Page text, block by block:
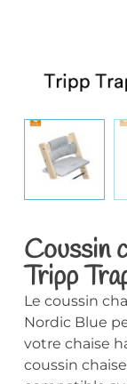
Coussin
Tripp
Le coussin
Nordic Blue
votre chaise
coussin